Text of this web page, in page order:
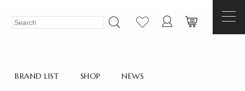
BRAND LIST SHOP NEWS